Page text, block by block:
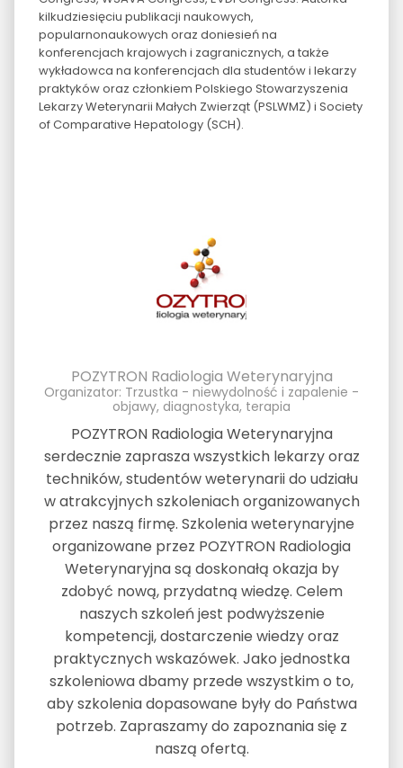
kilkudziesięciu publikacji naukowych,
popularnonaukowych oraz doniesień na
konferencjach krajowych i zagranicznych, a także
wykładowca na konferencjach dla studentów i lekarzy
praktyków oraz członkiem Polskiego Stowarzyszenia
Lekarzy Weterynarii Małych Zwierząt (PSLWMZ) i Society
of Comparative Hepatology (SCH).
POZYTRON Radiologia Weterynaryjna
Organizator: Trzustka - niewydolność i zapalenie -
objawy, diagnostyka, terapia
POZYTRON Radiologia Weterynaryjna
serdecznie zaprasza wszystkich lekarzy oraz
techników, studentów weterynarii do udziału
w atrakcyjnych szkoleniach organizowanych
przez naszą firmę. Szkolenia weterynaryjne
organizowane przez POZYTRON Radiologia
Weterynaryjna są doskonałą okazja by
zdobyć nową, przydatną wiedzę. Celem
naszych szkoleń jest podwyższenie
kompetencji, dostarczenie wiedzy oraz
praktycznych wskazówek. Jako jednostka
szkoleniowa dbamy przede wszystkim o to,
aby szkolenia dopasowane były do Państwa
potrzeb. Zapraszamy do zapoznania się z
naszą ofertą.